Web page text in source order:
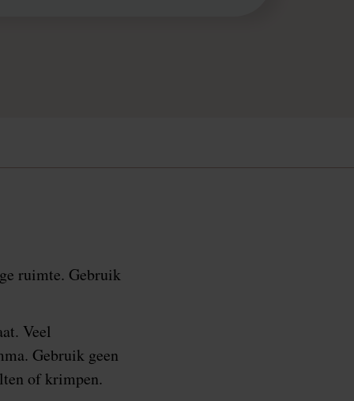
ruimte. Gebruik
Veel
Gebruik geen
of krimpen.